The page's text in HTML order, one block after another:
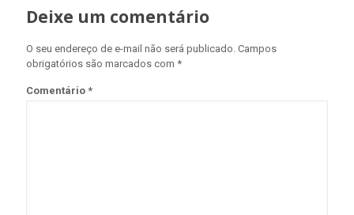
Deixe um comentário
O seu endereço de e-mail não será publicado. Campos
obrigatórios são marcados com *
Comentário *